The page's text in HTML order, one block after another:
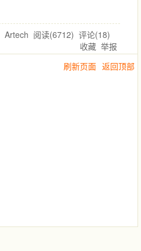
Artech 阅读(6712) 评论(18)
收藏 举报
刷新页面 返回顶部